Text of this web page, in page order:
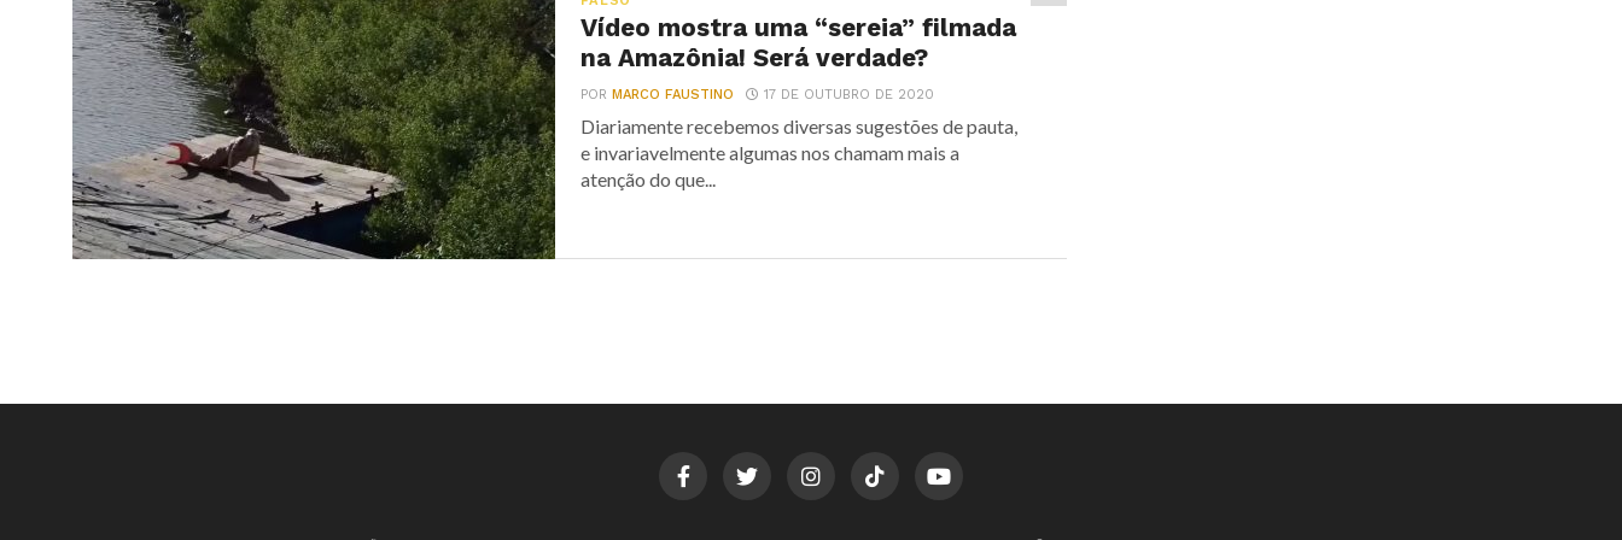
Vídeo mostra uma “sereia” filmada
na Amazônia! Será verdade?
PORMARCO FAUSTINO 17 DE OUTUBRO DE 2020
Diariamente recebemos diversas sugestões de pauta,
e invariavelmente algumas nos chamam mais a
atenção do que...